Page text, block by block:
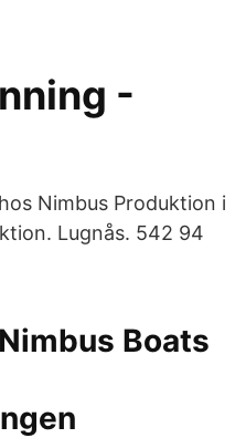
-
Nimbus Produktion i
Lugnås. 542 94
Boats